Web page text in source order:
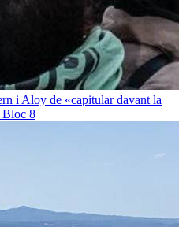
i Aloy de «capitular davant la
Bloc 8